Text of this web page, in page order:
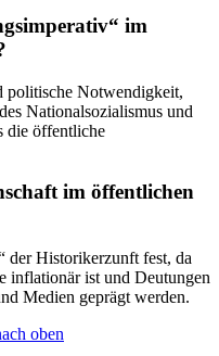
im
politische Notwendigkeit,
Nationalsozialismus und
die öffentliche
im öffentlichen
der Historikerzunft fest, da
inflationär ist und Deutungen
Medien geprägt werden.
oben